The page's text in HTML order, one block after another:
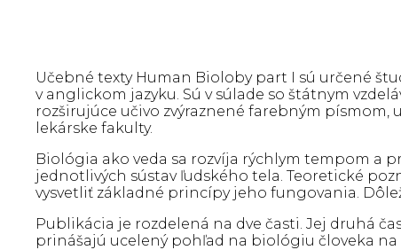
Učebné texty Human Bioloby part I sú určené
v anglickom jazyku. Sú v súlade so štátnym
rozširujúce učivo zvýraznené farebným
lekárske fakulty.
Biológia ako veda sa rozvíja rýchlym tempom a
jednotlivých sústav ľudského tela. Teoretické
vysvetliť základné princípy jeho fungovania.
Publikácia je rozdelená na dve časti. Jej druhá
prinášajú ucelený pohľad na biológiu človeka